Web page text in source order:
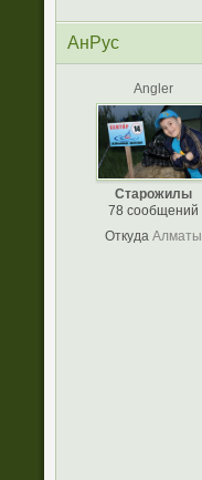
АнРус
Angler
Старожилы
78 сообщений
Откуда Алматы